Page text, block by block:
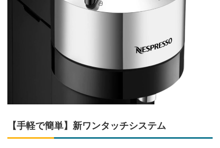
【手軽で簡単】新ワンタッチシステム